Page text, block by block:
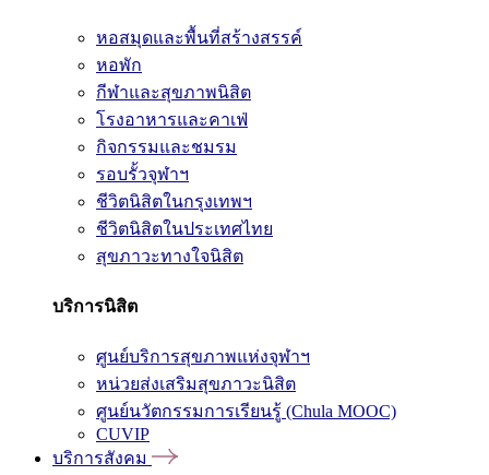
หอสมุดและพื้นที่สร้างสรรค์
หอพัก
กีฬาและสุขภาพนิสิต
โรงอาหารและคาเฟ่
กิจกรรมและชมรม
รอบรั้วจุฬาฯ
ชีวิตนิสิตในกรุงเทพฯ
ชีวิตนิสิตในประเทศไทย
สุขภาวะทางใจนิสิต
บริการนิสิต
ศูนย์บริการสุขภาพแห่งจุฬาฯ
หน่วยส่งเสริมสุขภาวะนิสิต
ศูนย์นวัตกรรมการเรียนรู้ (Chula MOOC)
CUVIP
บริการสังคม